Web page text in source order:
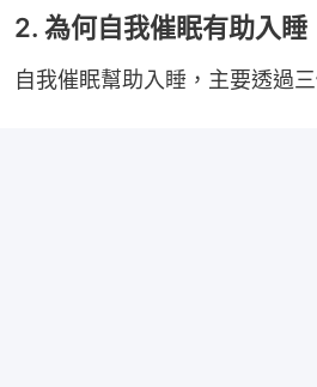
2. 為何自我催眠有助入睡
自我催眠幫助入睡，主要透過三